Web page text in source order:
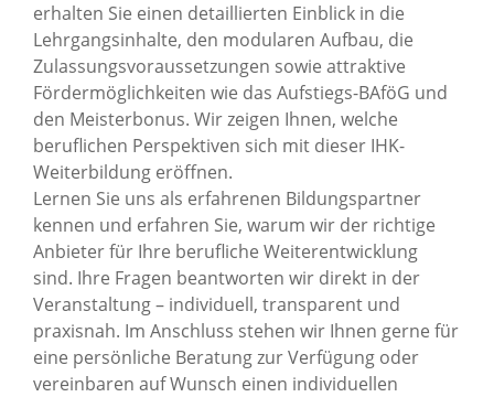
erhalten Sie einen detaillierten Einblick in die
Lehrgangsinhalte, den modularen Aufbau, die
Zulassungsvoraussetzungen sowie attraktive
Fördermöglichkeiten wie das Aufstiegs-BAföG und
den Meisterbonus. Wir zeigen Ihnen, welche
beruflichen Perspektiven sich mit dieser IHK-
Weiterbildung eröffnen.
Lernen Sie uns als erfahrenen Bildungspartner
kennen und erfahren Sie, warum wir der richtige
Anbieter für Ihre berufliche Weiterentwicklung
sind. Ihre Fragen beantworten wir direkt in der
Veranstaltung – individuell, transparent und
praxisnah. Im Anschluss stehen wir Ihnen gerne für
eine persönliche Beratung zur Verfügung oder
vereinbaren auf Wunsch einen individuellen